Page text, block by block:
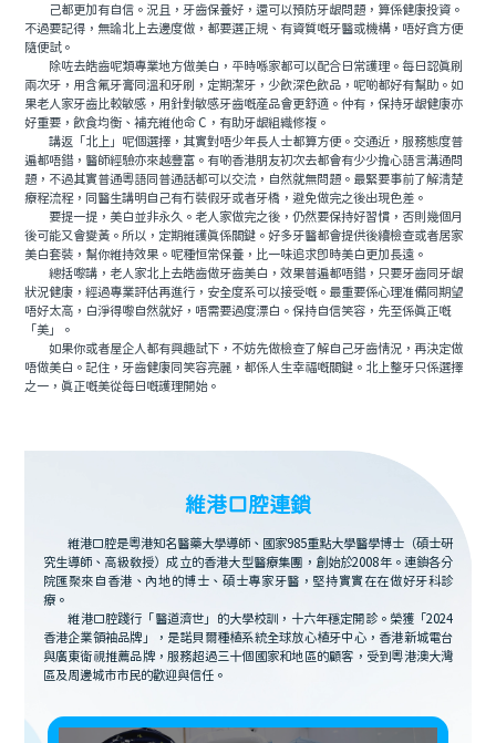
己都更加有自信。況且，牙齒保養好，還可以預防牙龈問題，算係健康投資。
不過要記得，無論北上去邊度做，都要選正規、有資質嘅牙醫或機構，唔好貪方便
隨便試。
除咗去皓齒呢類專業地方做美白，平時喺家都可以配合日常護理。每日認真刷
兩次牙，用含氟牙膏同溫和牙刷，定期潔牙，少飲深色飲品，呢啲都好有幫助。如
果老人家牙齒比較敏感，用針對敏感牙齒嘅産品會更舒適。仲有，保持牙龈健康亦
好重要，飲食均衡、補充維他命 C，有助牙龈組織修複。
講返「北上」呢個選擇，其實對唔少年長人士都算方便。交通近，服務態度普
遍都唔錯，醫師經驗亦來越豐富。有啲香港朋友初次去都會有少少擔心語言溝通問
題，不過其實普通粵語同普通話都可以交流，自然就無問題。最緊要事前了解清楚
療程流程，同醫生講明自己有冇裝假牙或者牙橋，避免做完之後出現色差。
要提一提，美白並非永久。老人家做完之後，仍然要保持好習慣，否則幾個月
後可能又會變黃。所以，定期維護真係關鍵。好多牙醫都會提供後續檢查或者居家
美白套裝，幫你維持效果。呢種恒常保養，比一味追求即時美白更加長遠。
總括嚟講，老人家北上去皓齒做牙齒美白，效果普遍都唔錯，只要牙齒同牙龈
狀況健康，經過專業評估再進行，安全度系可以接受嘅。最重要係心理准備同期望
唔好太高，白淨得嚟自然就好，唔需要過度漂白。保持自信笑容，先至係真正嘅
「美」。
如果你或者屋企人都有興趣試下，不妨先做檢查了解自己牙齒情況，再決定做
唔做美白。記住，牙齒健康同笑容亮麗，都係人生幸福嘅關鍵。北上整牙只係選擇
之一，真正嘅美從每日嘅護理開始。
維港口腔連鎖
維港口腔是粵港知名醫藥大學導師、國家985重點大學醫學博士（碩士研
究生導師、高級教授）成立的香港大型醫療集團，創始於2008年。連鎖各分
院匯聚來自香港、內地的博士、碩士專家牙醫，堅持實實在在做好牙科診
療。
維港口腔踐行「醫道濟世」的大學校訓，十六年穩定開診。榮獲「2024
香港企業領袖品牌」，是諾貝爾種植系統全球放心植牙中心，香港新城電台
與廣東衛視推薦品牌，服務超過三十個國家和地區的顧客，受到粵港澳大灣
區及周邊城市市民的歡迎與信任。